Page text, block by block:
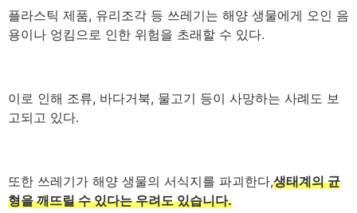
플라스틱 제품, 유리조각 등 쓰레기는 해양 생물에게 오인 음
용이나 엉킴으로 인한 위험을 초래할 수 있다.
이로 인해 조류, 바다거북, 물고기 등이 사망하는 사례도 보
고되고 있다.
또한 쓰레기가 해양 생물의 서식지를 파괴한다,생태계의 균
형을 깨뜨릴 수 있다는 우려도 있습니다.